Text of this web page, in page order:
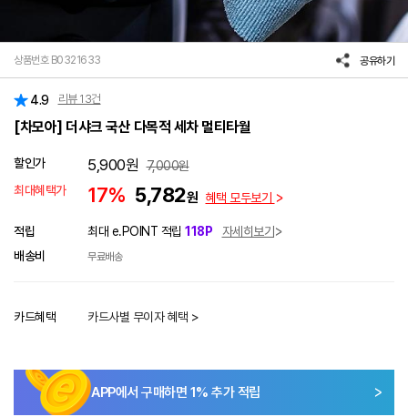
상품번호 B0321633 공유하기
4.9 리뷰 13건
[차모아] 더샤크 국산 다목적 세차 멀티타월
할인가 5,900원 7,000원
최대혜택가
17% 5,782원 혜택 모두보기
적립 최대 e.POINT 적립 118P
자세히보기
배송비
무료배송
카드혜택 카드사별 무이자 혜택 >
APP에서 구매하면 1% 추가 적립